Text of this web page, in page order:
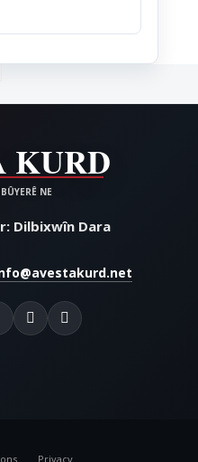
Dilbixwîn Dara
Privacy